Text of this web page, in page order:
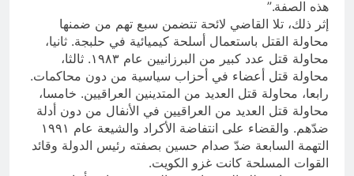
هذه الصفة.”
إثر ذلك، تلا القاضي لائحة تتضمن سبع تهم من ضمنها
محاولة القتل باستعمال أسلحة كيميائية في حلبجة. ثانيا،
محاولة قتل عدد كبير من البرزانيين عام ١٩٨٣. ثالثا،
محاولة قتل أعضاء في أحزاب سياسية من دون محاكمات.
رابعا، محاولة قتل العديد من المتدينين العراقيين. خامسا،
محاولة قتل العديد من العراقيين في الأنفال من دون أدلة
ضدّهم. والقضاء على انتفاضة الأكراد والشيعة عام ١٩٩١
التهمة السابعة ضدّ صدام حسين بصفته رئيس الدولة وقائد
القوات المسلحة كانت غزو الكويت.